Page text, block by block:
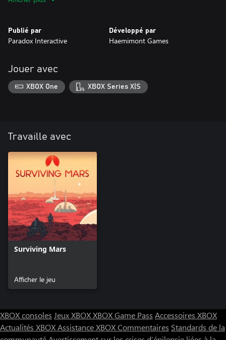
pour rejoindre l'ultime frontière. Le Japon et le Brésil sont
désormais disponibles en tant que nouveaux sponsors de mission
sur la planète rouge !
OBJECTIFS ET RÉCOMPENSES UNIQUES
Chaque sponsor vous confiera un ensemble d'objectifs uniques à
Publié par
Paradox Interactive
Développé par
Haemimont Games
Jouer avec
XBOX One XBOX Series X|S
Travaille avec
Surviving Mars
Afficher le jeu
XBOX consoles Jeux XBOXXBOX Game Pass Accessoires XBOX
Actualités XBOXAssistance XBOXCommentaires Standards de la